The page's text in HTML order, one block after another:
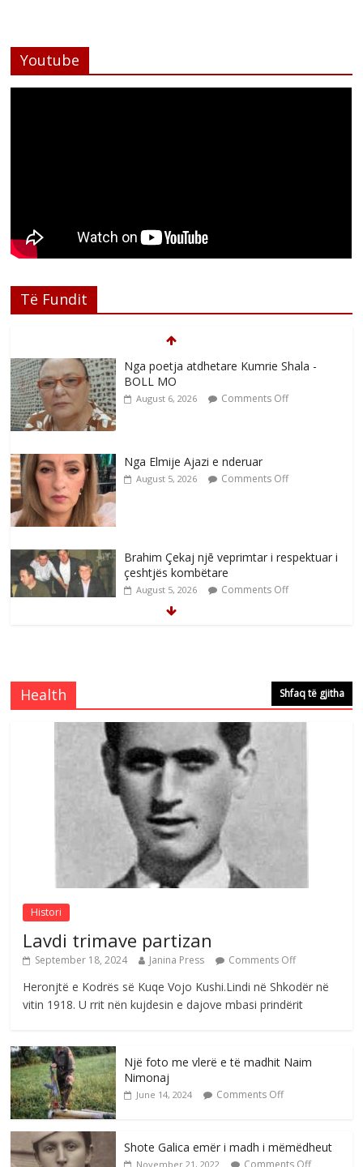
Youtube
Të Fundit
BOLL MO
Nga Elmije Ajazi e nderuar
August 5, 2026
Brahim Çekaj njē veprimtar i respektuar i
Çlirimtari Mentor Mushkolaj nderohet
me mirenjohje nga Xhevdet Qeriqi Dega
e invalidëve në Fushë Kosovë
August 3, 2026 Comments Off
Postim me vlera nga artistja e mirëfilltë
Mimoza Gjoni
August 6, 2026 Comments Off
Health Shfaq të gjitha
Histori
Lavdi trimave partizan
September 18, 2024 Janina Press Comments Off
Heronjtë e Kodrës së Kuqe Vojo Kushi.Lindi në Shkodër në
vitin 1918. U rrit nën kujdesin e dajove mbasi prindërit
Një foto me vlerë e të madhit Naim
Nimonaj
June 14, 2024 Comments Off
Shote Galica emër i madh i mëmëdheut
November 21, 2022